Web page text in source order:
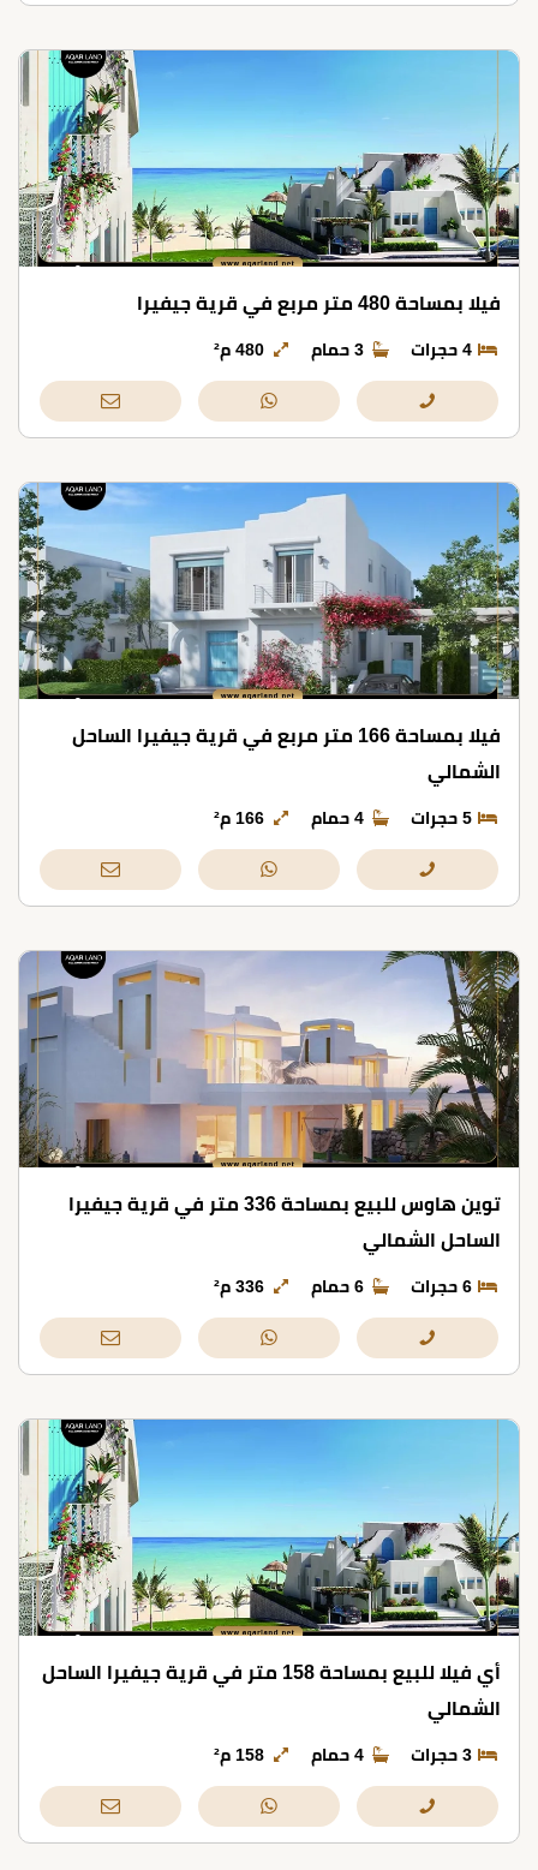
فيلا بمساحة 480 متر مربع في قرية جيفيرا
4 حجرات 3 حمام 480 م²
فيلا بمساحة 166 متر مربع في قرية جيفيرا الساحل
الشمالي
5 حجرات 4 حمام 166 م²
توين هاوس للبيع بمساحة 336 متر في قرية جيفيرا
الساحل الشمالي
6 حجرات 6 حمام 336 م²
أي فيلا للبيع بمساحة 158 متر في قرية جيفيرا الساحل
الشمالي
3 حجرات 4 حمام 158 م²